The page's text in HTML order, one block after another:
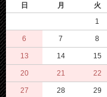
日 月 火
1
6 7 8
13 14 15
20 21 22
27 28 29